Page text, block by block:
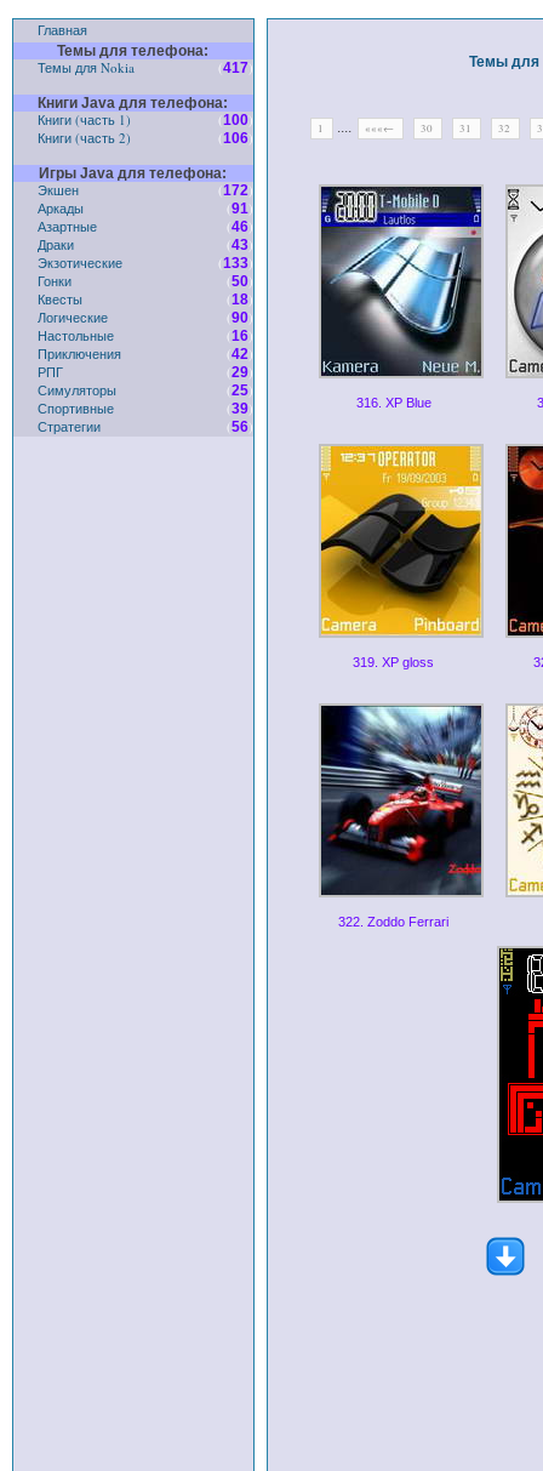
Главная
Темы для телефона:
Темы для Nokia (417)
Книги Java для телефона:
Книги (часть 1) (100)
Книги (часть 2)
(106)
Игры Java для телефона:
Экшен (172)
Аркады
(91)
Азартные
(46)
Драки
(43)
Экзотические
(133)
Гонки
(50)
Квесты
(18)
Логические
(90)
Настольные
(16)
Приключения
(42)
РПГ
(29)
Симуляторы
(25)
Спортивные
(39)
Стратегии
(56)
Темы для
1 .... «««← 30 31 32
316. XP Blue
319. XP gloss
322. Zoddo Ferrari